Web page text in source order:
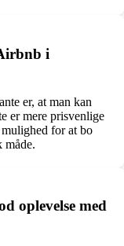
i
er, at man kan
er mere prisvenlige
for at bo
måde.
oplevelse med